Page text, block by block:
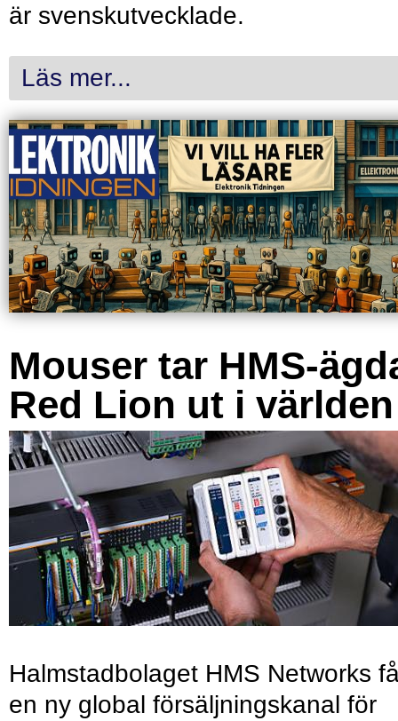
är svenskutvecklade.
Läs mer...
Mouser tar HMS-
Red Lion ut i världen
Halmstadbolaget HMS Networks
en ny global försäljningskanal för